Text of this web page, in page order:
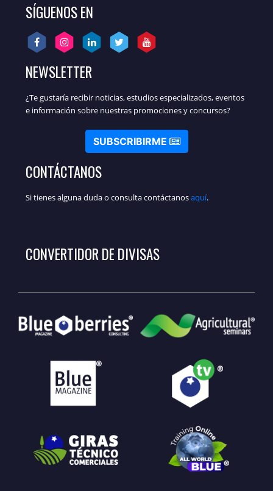
SÍGUENOS EN
NEWSLETTER
¿Te gustaría recibir noticias, estudios especializados, eventos
e información sobre nuestras promociones y concursos?
SUBSCRIBIRME
CONTÁCTANOS
Si tienes alguna duda o consulta contáctanosaquí.
CONVERTIDOR DE DIVISAS